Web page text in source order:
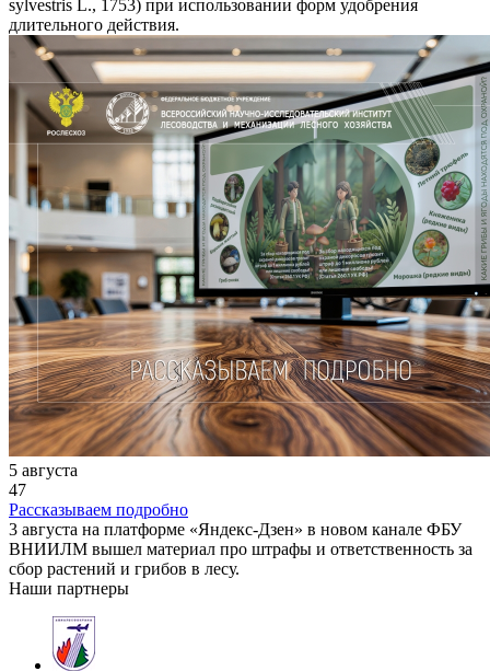
sylvestris L., 1753) при использовании форм удобрения
длительного действия.
5 августа
47
Рассказываем подробно
3 августа на платформе «Яндекс-Дзен» в новом канале ФБУ
ВНИИЛМ вышел материал про штрафы и ответственность за
сбор растений и грибов в лесу.
Наши партнеры